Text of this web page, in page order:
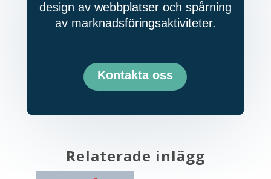
design av webbplatser och spårning
av marknadsföringsaktiviteter.
Kontakta oss
Relaterade inlägg